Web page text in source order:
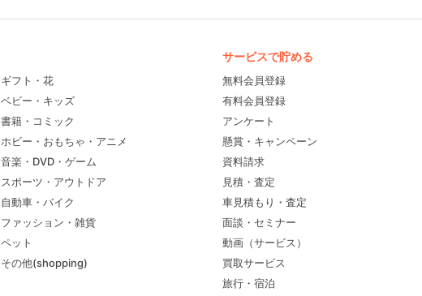
ギフト・花
ベビー・キッズ
書籍・コミック
ホビー・おもちゃ・アニメ
音楽・DVD・ゲーム
スポーツ・アウトドア
自動車・バイク
ファッション・雑貨
ペット
その他(shopping)
サービスで貯める
無料会員登録
有料会員登録
アンケート
懸賞・キャンペーン
資料請求
見積・査定
車見積もり・査定
面談・セミナー
動画（サービス）
買取サービス
旅行・宿泊